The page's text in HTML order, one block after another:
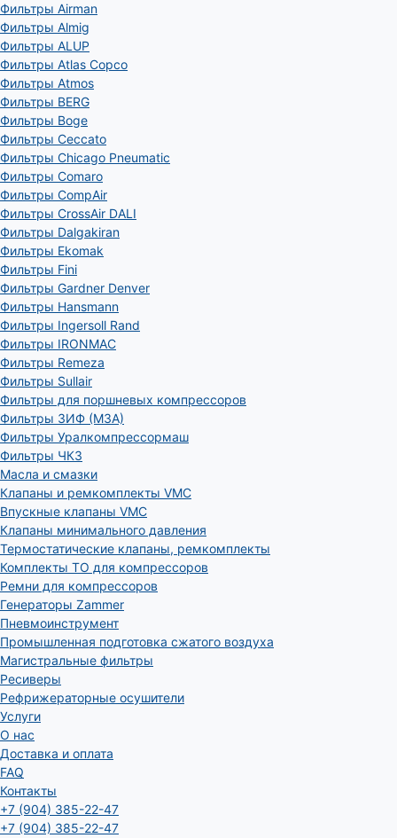
Фильтры Airman
Фильтры Almig
Фильтры ALUP
Фильтры Atlas Copco
Фильтры Atmos
Фильтры BERG
Фильтры Boge
Фильтры Ceccato
Фильтры Chicago Pneumatic
Фильтры Comaro
Фильтры CompAir
Фильтры CrossAir DALI
Фильтры Dalgakiran
Фильтры Ekomak
Фильтры Fini
Фильтры Gardner Denver
Фильтры Hansmann
Фильтры Ingersoll Rand
Фильтры IRONMAC
Фильтры Remeza
Фильтры Sullair
Фильтры для поршневых компрессоров
Фильтры ЗИФ (МЗА)
Фильтры Уралкомпрессормаш
Фильтры ЧКЗ
Масла и смазки
Клапаны и ремкомплекты VMC
Впускные клапаны VMC
Клапаны минимального давления
Термостатические клапаны, ремкомплекты
Комплекты ТО для компрессоров
Ремни для компрессоров
Генераторы Zammer
Пневмоинструмент
Промышленная подготовка сжатого воздуха
Магистральные фильтры
Ресиверы
Рефрижераторные осушители
Услуги
О нас
Доставка и оплата
FAQ
Контакты
+7 (904) 385-22-47
+7 (904) 385-22-47